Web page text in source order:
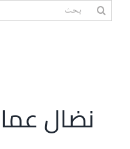
البحث
نضال